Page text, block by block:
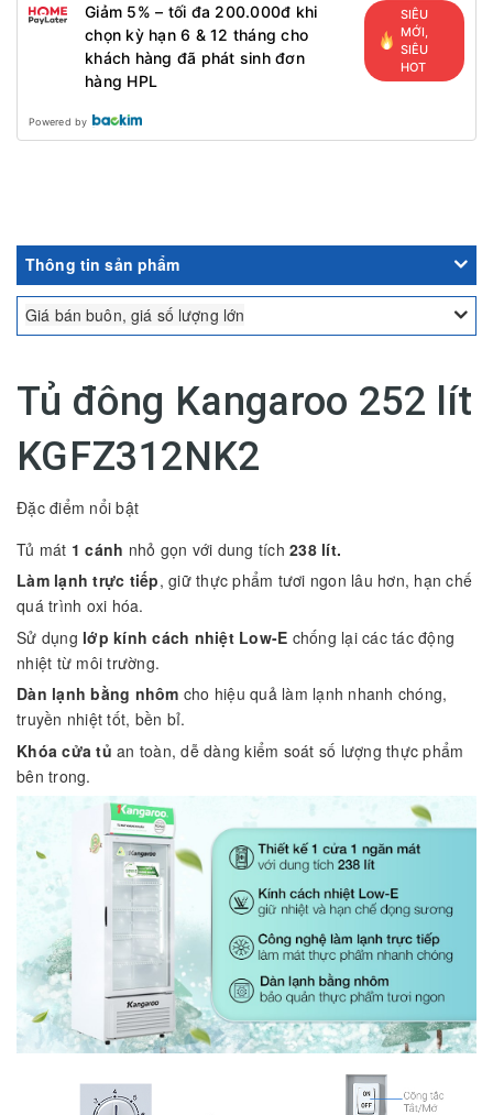
Giảm 5% – tối đa 200.000đ khi
chọn kỳ hạn 6 & 12 tháng cho
khách hàng đã phát sinh đơn
hàng HPL
SIÊU
MỚI,
SIÊU
HOT
Powered by
Thông tin sản phẩm
Giá bán buôn, giá số lượng lớn
Tủ đông Kangaroo 252 lít
KGFZ312NK2
Đặc điểm nổi bật
Tủ mát 1 cánh nhỏ gọn với dung tích 238 lít.
Làm lạnh trực tiếp, giữ thực phẩm tươi ngon lâu hơn, hạn chế
quá trình oxi hóa.
Sử dụng lớp kính cách nhiệt Low-E chống lại các tác động
nhiệt từ môi trường.
Dàn lạnh bằng nhôm cho hiệu quả làm lạnh nhanh chóng,
truyền nhiệt tốt, bền bỉ.
Khóa cửa tủ an toàn, dễ dàng kiểm soát số lượng thực phẩm
bên trong.